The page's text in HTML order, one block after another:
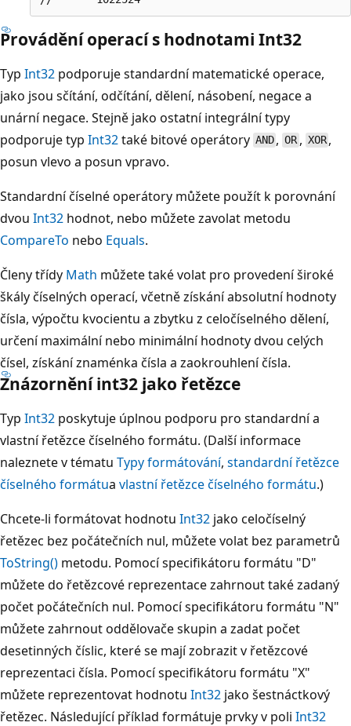
Provádění operací s hodnotami Int32
Typ Int32 podporuje standardní matematické operace,
jako jsou sčítání, odčítání, dělení, násobení, negace a
unární negace. Stejně jako ostatní integrální typy
podporuje typ Int32také bitové operátory AND ,OR, XOR ,
posun vlevo a posun vpravo.
Standardní číselné operátory můžete použít k porovnání
dvou Int32 hodnot, nebo můžete zavolat metodu
CompareTo nebo Equals.
Členy třídy Math můžete také volat pro provedení široké
škály číselných operací, včetně získání absolutní hodnoty
čísla, výpočtu kvocientu a zbytku z celočíselného dělení,
určení maximální nebo minimální hodnoty dvou celých
čísel, získání znaménka čísla a zaokrouhlení čísla.
Znázornění int32 jako řetězce
Typ Int32 poskytuje úplnou podporu pro standardní a
vlastní řetězce číselného formátu. (Další informace
naleznete v tématu Typy formátování, standardní řetězce
číselného formátua vlastní řetězce číselného formátu.)
Chcete-li formátovat hodnotu Int32 jako celočíselný
řetězec bez počátečních nul, můžete volat bez parametrů
ToString() metodu. Pomocí specifikátoru formátu "D"
můžete do řetězcové reprezentace zahrnout také zadaný
počet počátečních nul. Pomocí specifikátoru formátu "N"
můžete zahrnout oddělovače skupin a zadat počet
desetinných číslic, které se mají zobrazit v řetězcové
reprezentaci čísla. Pomocí specifikátoru formátu "X"
můžete reprezentovat hodnotu Int32 jako šestnáctkový
řetězec. Následující příklad formátuje prvky v poli Int32